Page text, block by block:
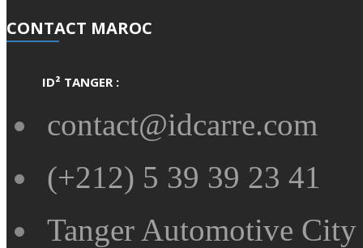
CONTACT MAROC
ID² TANGER :
contact@idcarre.com
(+212) 5 39 39 23 41
Tanger Automotive City